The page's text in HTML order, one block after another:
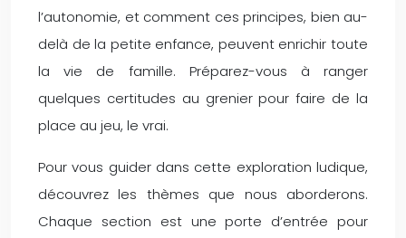
l’autonomie, et comment ces principes, bien au-
delà de la petite enfance, peuvent enrichir toute
la vie de famille. Préparez-vous à ranger
quelques certitudes au grenier pour faire de la
place au jeu, le vrai.
Pour vous guider dans cette exploration ludique,
découvrez les thèmes que nous aborderons.
Chaque section est une porte d’entrée pour